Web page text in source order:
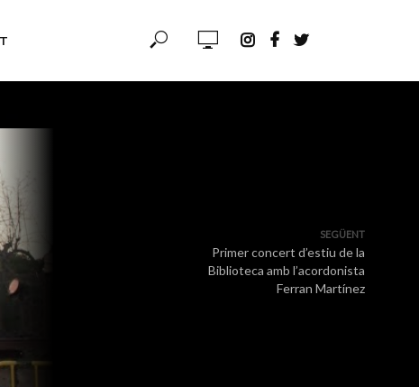
SEGÜENT
Primer concert d’estiu de la
Biblioteca amb l’acordonista
Ferran Martínez